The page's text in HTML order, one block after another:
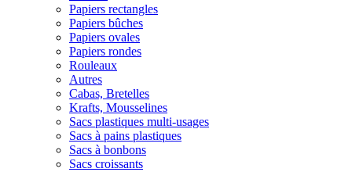
Papiers rectangles
Papiers bûches
Papiers ovales
Papiers rondes
Rouleaux
Autres
Cabas, Bretelles
Krafts, Mousselines
Sacs plastiques multi-usages
Sacs à pains plastiques
Sacs à bonbons
Sacs croissants